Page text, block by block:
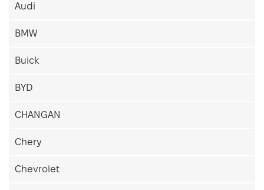
Audi
BMW
Buick
BYD
CHANGAN
Chery
Chevrolet